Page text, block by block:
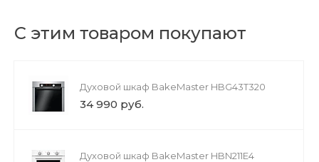
С этим товаром покупают
Духовой шкаф BakeMaster HBG43T320
34 990 руб.
Духовой шкаф BakeMaster HBN211E4